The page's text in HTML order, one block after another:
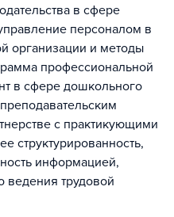
в сфере
персоналом в
организации и методы
профессиональной
в сфере дошкольного
с практикующими
структурированность,
информацией,
ведения трудовой